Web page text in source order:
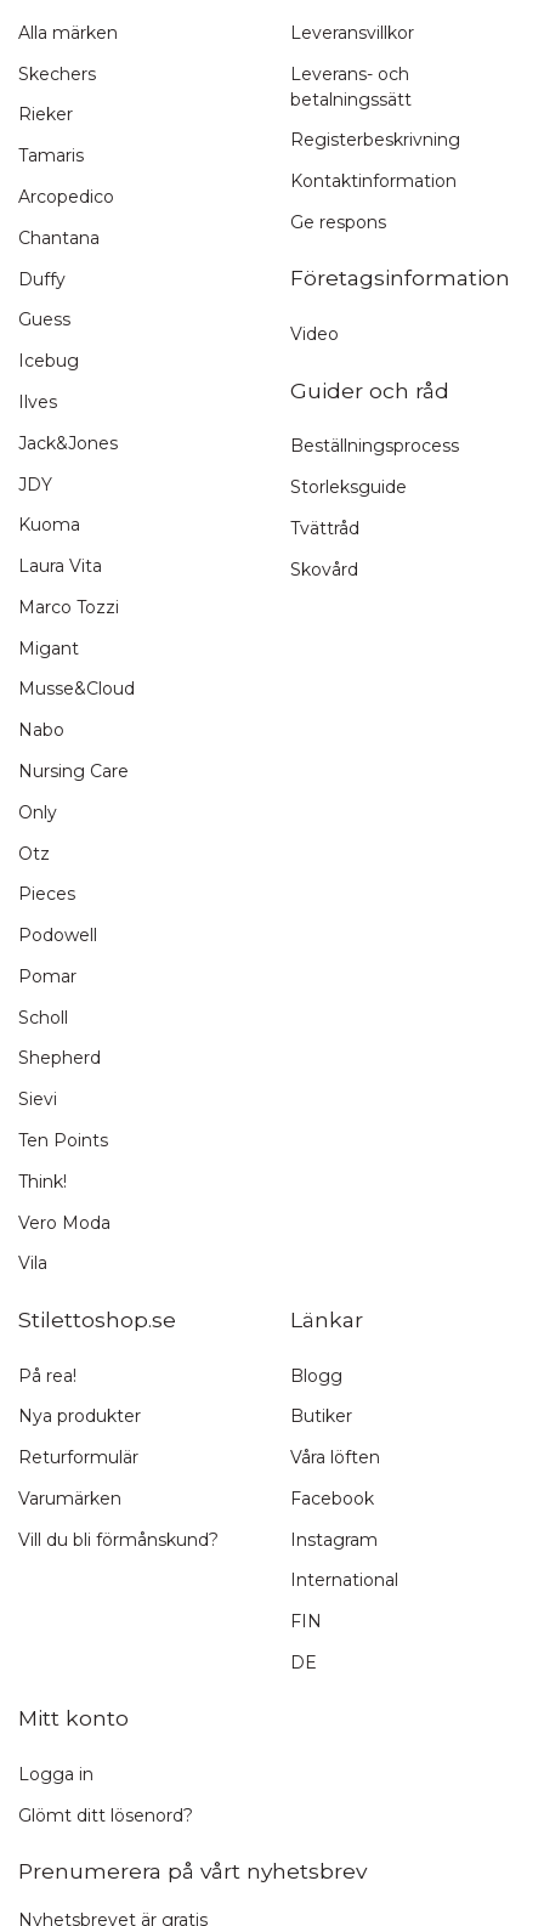
Snabb leverans
1-3 arbetsdagar
Alla märken
Skechers
Rieker
Tamaris
Arcopedico
Chantana
Duffy
Guess
Icebug
Ilves
Jack&Jones
JDY
Kuoma
Laura Vita
Marco Tozzi
Migant
Musse&Cloud
Nabo
Nursing Care
Only
Otz
Pieces
Podowell
Pomar
Scholl
Shepherd
Sievi
Ten Points
Think!
Vero Moda
Vila
Leveransvillkor
Leverans- och
betalningssätt
Registerbeskrivning
Kontaktinformation
Ge respons
Företagsinformation
Video
Guider och råd
Beställningsprocess
Storleksguide
Tvättråd
Skovård
Stilettoshop.se
På rea!
Nya produkter
Returformulär
Varumärken
Vill du bli förmånskund?
Länkar
Blogg
Butiker
Våra löften
Facebook
Instagram
International
FIN
DE
Mitt konto
Logga in
Glömt ditt lösenord?
Prenumerera på vårt nyhetsbrev
Nyhetsbrevet är gratis